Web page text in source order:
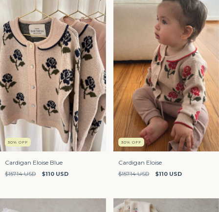
30% OFF
Cardigan Eloise Blue
$157.14 USD $110 USD
30% OFF
Cardigan Eloise
$157.14 USD $110 USD